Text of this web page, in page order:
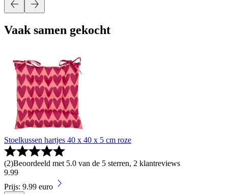
Vaak samen gekocht
Stoelkussen hartjes 40 x 40 x 5 cm roze
(2)Beoordeeld met 5.0 van de 5 sterren, 2 klantreviews
9.99
Prijs: 9.99 euro